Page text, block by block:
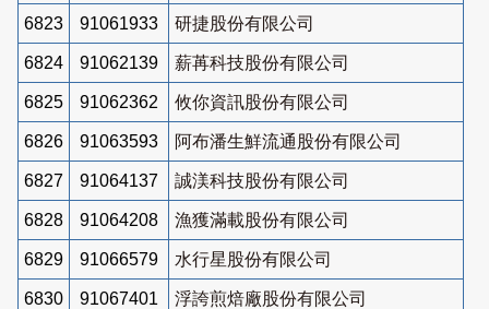
6823 91061933 研捷股份有限公司
6824 91062139 薪苒科技股份有限公司
6825 91062362 攸你資訊股份有限公司
6826 91063593 阿布潘生鮮流通股份有限公司
6827 91064137 誠渼科技股份有限公司
6828 91064208 漁獲滿載股份有限公司
6829 91066579 水行星股份有限公司
6830 91067401 浮誇煎焙廠股份有限公司